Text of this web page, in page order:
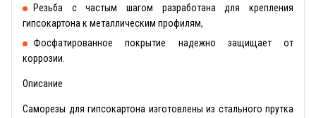
Резьба с частым шагом разработана для крепления
гипсокартона к металлическим профилям,
Фосфатированное покрытие надежно защищает от
коррозии.
Описание
Саморезы для гипсокартона изготовлены из стального прутка